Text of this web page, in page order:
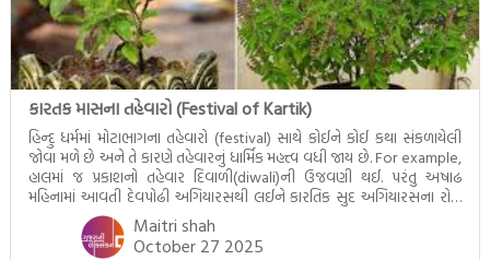
કારતક માસના તહેવારો (Festival of Kartik)
હિન્દુ ધર્મમાં મોટાભાગના તહેવારો (festival) સાથે કોઈને કોઈ કથા સંકળાયેલી
જોવા મળે છે અને તે કારણે તહેવારનું ધાર્મિક મહત્ત્વ વધી જાય છે. For example,
હાલમાં જ પ્રકાશનો તહેવાર દિવાળી(diwali)ની ઉજવણી થઈ. પરંતુ અષાઢ
મહિનામાં આવતી દેવપોઢી અગિયારસથી લઈને કારતિક સુદ અગિયારસના રોજ
આવતી દેવ ઊઠી અગિયારસ વચ્ચે મોટેભાગે યજ્ઞોપવીત સંસ્કાર, લગ્ન,
દીક્ષાગ્રહણ, યજ્ઞ, ગૃહપ્રવેશ જેવા […]
Maitri shah
October 27 2025